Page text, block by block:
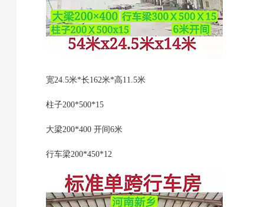
宽24.5米*长162米*高11.5米
柱子200*500*15
大梁200*400 开间6米
行车梁200*450*12